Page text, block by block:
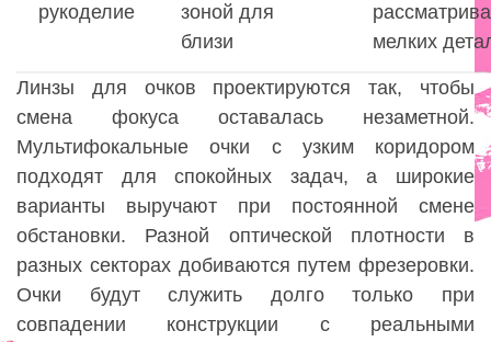
рукоделие
зоной для
близи
мелких
Линзы для очков проектируются так, чтобы
смена фокуса оставалась незаметной.
Мультифокальные очки с узким коридором
подходят для спокойных задач, а широкие
варианты выручают при постоянной смене
обстановки. Разной оптической плотности в
разных секторах добиваются путем фрезеровки.
Очки будут служить долго только при
совпадении конструкции с реальными